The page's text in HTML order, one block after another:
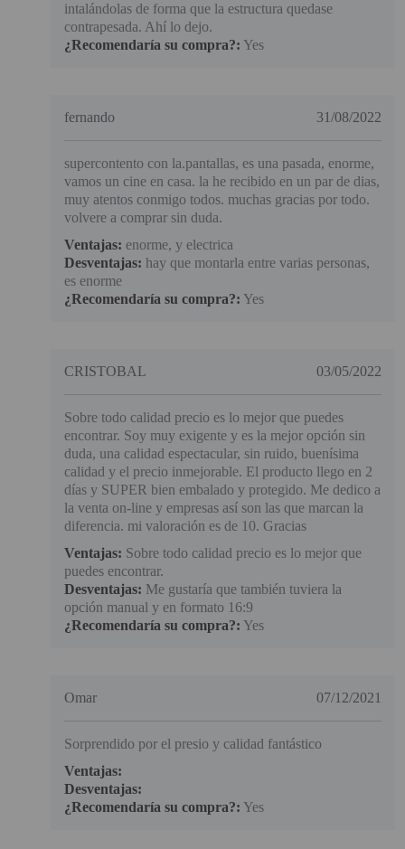
intalándolas de forma que la estructura quedase
contrapesada. Ahí lo dejo.
¿Recomendaría su compra?: Yes
fernando 31/08/2022
supercontento con la.pantallas, es una pasada, enorme,
vamos un cine en casa. la he recibido en un par de dias,
muy atentos conmigo todos. muchas gracias por todo.
volvere a comprar sin duda.
Ventajas: enorme, y electrica
Desventajas: hay que montarla entre varias personas,
es enorme
¿Recomendaría su compra?: Yes
CRISTOBAL 03/05/2022
Sobre todo calidad precio es lo mejor que puedes
encontrar. Soy muy exigente y es la mejor opción sin
duda, una calidad espectacular, sin ruido, buenísima
calidad y el precio inmejorable. El producto llego en 2
días y SUPER bien embalado y protegido. Me dedico a
la venta on-line y empresas así son las que marcan la
diferencia. mi valoración es de 10. Gracias
Ventajas: Sobre todo calidad precio es lo mejor que
puedes encontrar.
Desventajas: Me gustaría que también tuviera la
opción manual y en formato 16:9
¿Recomendaría su compra?: Yes
Omar 07/12/2021
Sorprendido por el presio y calidad fantástico
Ventajas:
Desventajas:
¿Recomendaría su compra?: Yes